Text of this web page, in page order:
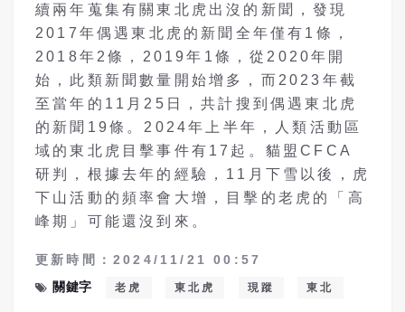
續兩年蒐集有關東北虎出沒的新聞，發現
2017年偶遇東北虎的新聞全年僅有1條，
2018年2條，2019年1條，從2020年開
始，此類新聞數量開始增多，而2023年截
至當年的11月25日，共計搜到偶遇東北虎
的新聞19條。2024年上半年，人類活動區
域的東北虎目擊事件有17起。貓盟CFCA
研判，根據去年的經驗，11月下雪以後，虎
下山活動的頻率會大增，目擊的老虎的「高
峰期」可能還沒到來。
更新時間：2024/11/21 00:57
關鍵字
老虎 東北虎 現蹤 東北